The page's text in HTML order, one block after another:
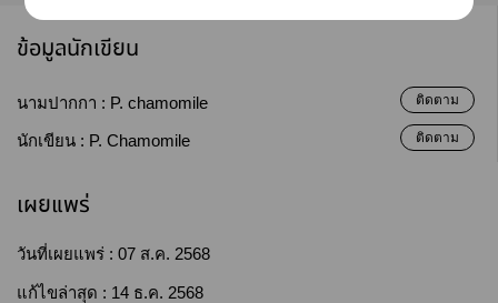
ข้อมูลนักเขียน
นามปากกา : P. chamomile ติดตาม
นักเขียน : P. Chamomile ติดตาม
เผยแพร่
วันที่เผยแพร่ : 07 ส.ค. 2568
แก้ไขล่าสุด : 14 ธ.ค. 2568